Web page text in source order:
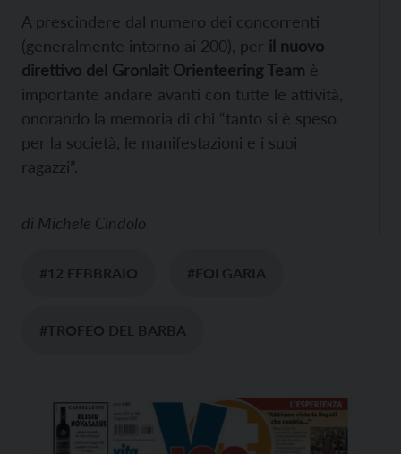
A prescindere dal numero dei concorrenti
(generalmente intorno ai 200), per il nuovo
direttivo del Gronlait Orienteering Team è
importante andare avanti con tutte le attività,
onorando la memoria di chi “tanto si è speso
per la società, le manifestazioni e i suoi
ragazzi”.
di Michele Cindolo
#12 FEBBRAIO #FOLGARIA
#TROFEO DEL BARBA